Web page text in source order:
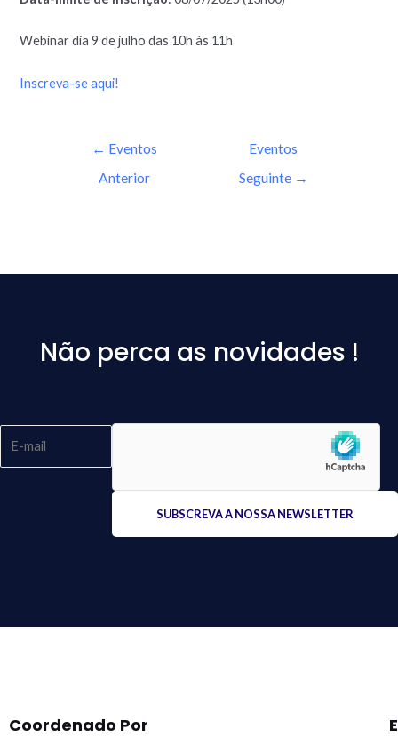
Webinar dia 9 de julho das 10h às 11h
Inscreva-se aqui!
← Eventos
Anterior
Eventos
Seguinte →
Não perca as novidades !
Coordenado Por